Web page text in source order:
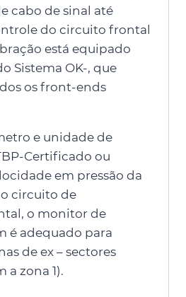
cabo de sinal até
do circuito frontal
está equipado
Sistema OK-, que
os front-ends
e unidade de
Certificado ou
em pressão da
circuito de
o monitor de
é adequado para
de ex – sectores
a zona 1).